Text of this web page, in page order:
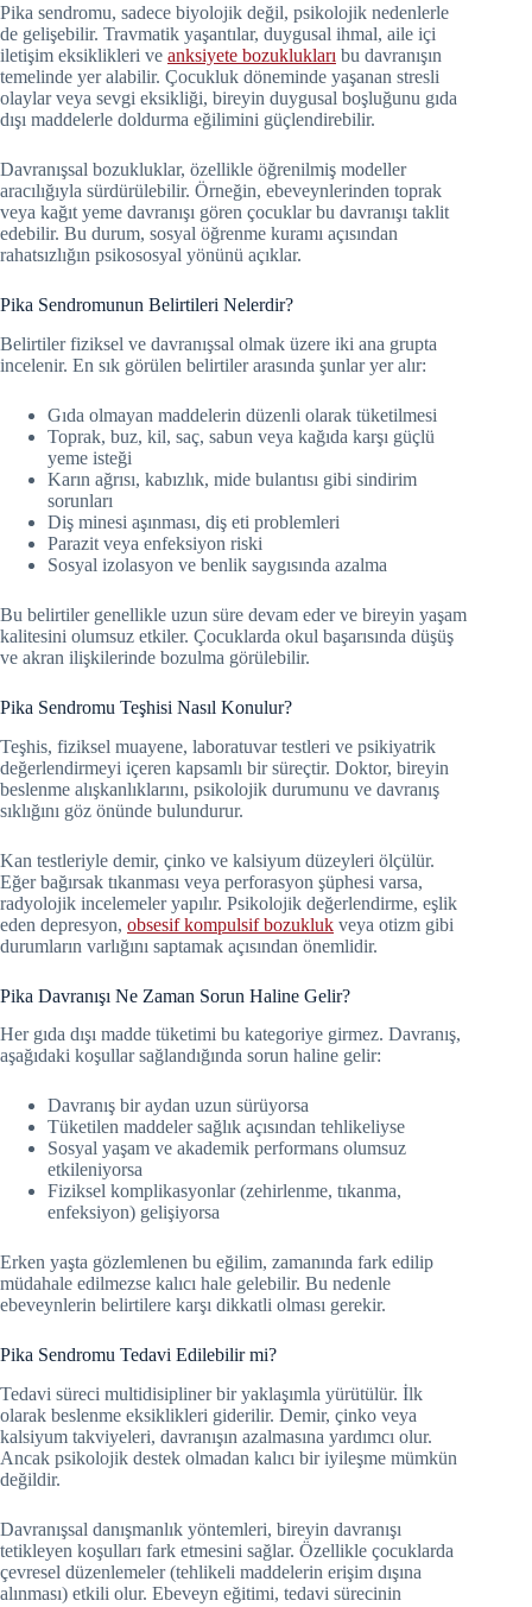
Pika sendromu, sadece biyolojik değil, psikolojik nedenlerle
de gelişebilir. Travmatik yaşantılar, duygusal ihmal, aile içi
iletişim eksiklikleri ve anksiyete bozuklukları bu davranışın
temelinde yer alabilir. Çocukluk döneminde yaşanan stresli
olaylar veya sevgi eksikliği, bireyin duygusal boşluğunu gıda
dışı maddelerle doldurma eğilimini güçlendirebilir.
Davranışsal bozukluklar, özellikle öğrenilmiş modeller
aracılığıyla sürdürülebilir. Örneğin, ebeveynlerinden toprak
veya kağıt yeme davranışı gören çocuklar bu davranışı taklit
edebilir. Bu durum, sosyal öğrenme kuramı açısından
rahatsızlığın psikososyal yönünü açıklar.
Pika Sendromunun Belirtileri Nelerdir?
Belirtiler fiziksel ve davranışsal olmak üzere iki ana grupta
incelenir. En sık görülen belirtiler arasında şunlar yer alır:
Gıda olmayan maddelerin düzenli olarak tüketilmesi
Toprak, buz, kil, saç, sabun veya kağıda karşı güçlü
yeme isteği
Karın ağrısı, kabızlık, mide bulantısı gibi sindirim
sorunları
Diş minesi aşınması, diş eti problemleri
Parazit veya enfeksiyon riski
Sosyal izolasyon ve benlik saygısında azalma
Bu belirtiler genellikle uzun süre devam eder ve bireyin yaşam
kalitesini olumsuz etkiler. Çocuklarda okul başarısında düşüş
ve akran ilişkilerinde bozulma görülebilir.
Pika Sendromu Teşhisi Nasıl Konulur?
Teşhis, fiziksel muayene, laboratuvar testleri ve psikiyatrik
değerlendirmeyi içeren kapsamlı bir süreçtir. Doktor, bireyin
beslenme alışkanlıklarını, psikolojik durumunu ve davranış
sıklığını göz önünde bulundurur.
Kan testleriyle demir, çinko ve kalsiyum düzeyleri ölçülür.
Eğer bağırsak tıkanması veya perforasyon şüphesi varsa,
radyolojik incelemeler yapılır. Psikolojik değerlendirme, eşlik
eden depresyon, obsesif kompulsif bozukluk veya otizm gibi
durumların varlığını saptamak açısından önemlidir.
Pika Davranışı Ne Zaman Sorun Haline Gelir?
Her gıda dışı madde tüketimi bu kategoriye girmez. Davranış,
aşağıdaki koşullar sağlandığında sorun haline gelir:
Davranış bir aydan uzun sürüyorsa
Tüketilen maddeler sağlık açısından tehlikeliyse
Sosyal yaşam ve akademik performans olumsuz
etkileniyorsa
Fiziksel komplikasyonlar (zehirlenme, tıkanma,
enfeksiyon) gelişiyorsa
Erken yaşta gözlemlenen bu eğilim, zamanında fark edilip
müdahale edilmezse kalıcı hale gelebilir. Bu nedenle
ebeveynlerin belirtilere karşı dikkatli olması gerekir.
Pika Sendromu Tedavi Edilebilir mi?
Tedavi süreci multidisipliner bir yaklaşımla yürütülür. İlk
olarak beslenme eksiklikleri giderilir. Demir, çinko veya
kalsiyum takviyeleri, davranışın azalmasına yardımcı olur.
Ancak psikolojik destek olmadan kalıcı bir iyileşme mümkün
değildir.
Davranışsal danışmanlık yöntemleri, bireyin davranışı
tetikleyen koşulları fark etmesini sağlar. Özellikle çocuklarda
çevresel düzenlemeler (tehlikeli maddelerin erişim dışına
alınması) etkili olur. Ebeveyn eğitimi, tedavi sürecinin